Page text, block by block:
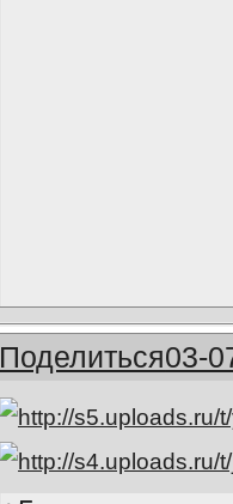
Поделиться03-